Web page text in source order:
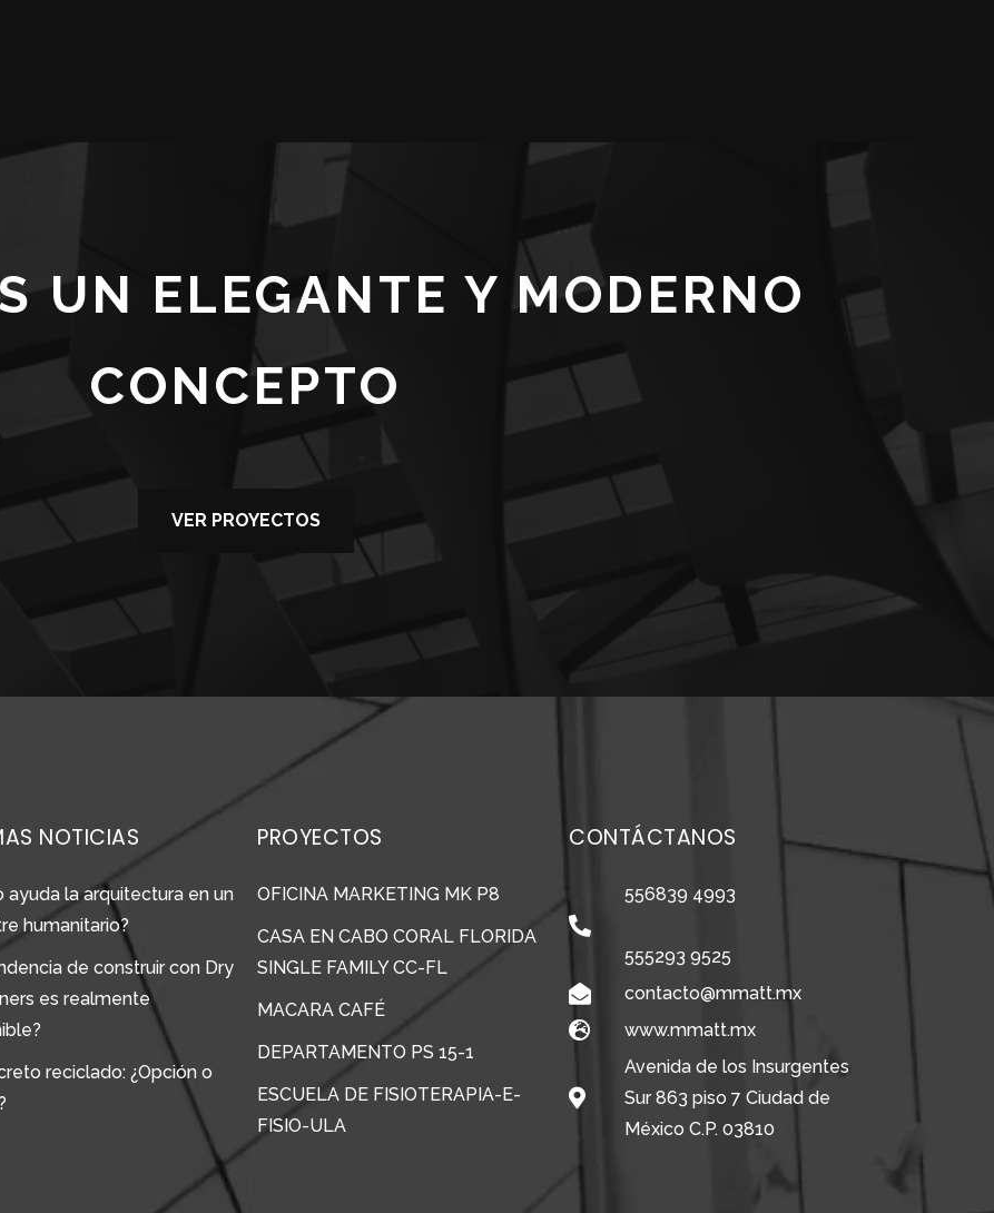
UN ELEGANTE Y MODERNO
CONCEPTO
VER PROYECTOS
NOTICIAS
ayuda la arquitectura en un
humanitario?
de construir con Dry
es realmente
reciclado: ¿Opción o
PROYECTOS
OFICINA MARKETING MK P8
CASA EN CABO CORAL FLORIDA
SINGLE FAMILY CC-FL
MACARA CAFÉ
DEPARTAMENTO PS 15-1
ESCUELA DE FISIOTERAPIA-E-
FISIO-ULA
CONTÁCTANOS
556839 4993
555293 9525
contacto@mmatt.mx
www.mmatt.mx
Avenida de los Insurgentes
Sur 863 piso 7 Ciudad de
México C.P. 03810